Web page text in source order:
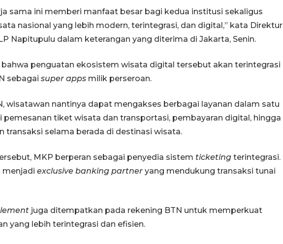
sama ini memberi manfaat besar bagi kedua institusi sekaligus
nasional yang lebih modern, terintegrasi, dan digital,” kata Direktur
Napitupulu dalam keterangan yang diterima di Jakarta, Senin.
bahwa penguatan ekosistem wisata digital tersebut akan terintegrasi
sebagai super apps milik perseroan.
wisatawan nantinya dapat mengakses berbagai layanan dalam satu
pemesanan tiket wisata dan transportasi, pembayaran digital, hingga
transaksi selama berada di destinasi wisata.
MKP berperan sebagai penyedia sistem ticketing terintegrasi.
menjadi exclusive banking partner yang mendukung transaksi tunai
juga ditempatkan pada rekening BTN untuk memperkuat
yang lebih terintegrasi dan efisien.